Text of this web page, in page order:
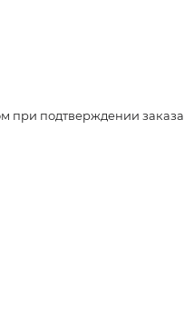
при подтверждении заказа.